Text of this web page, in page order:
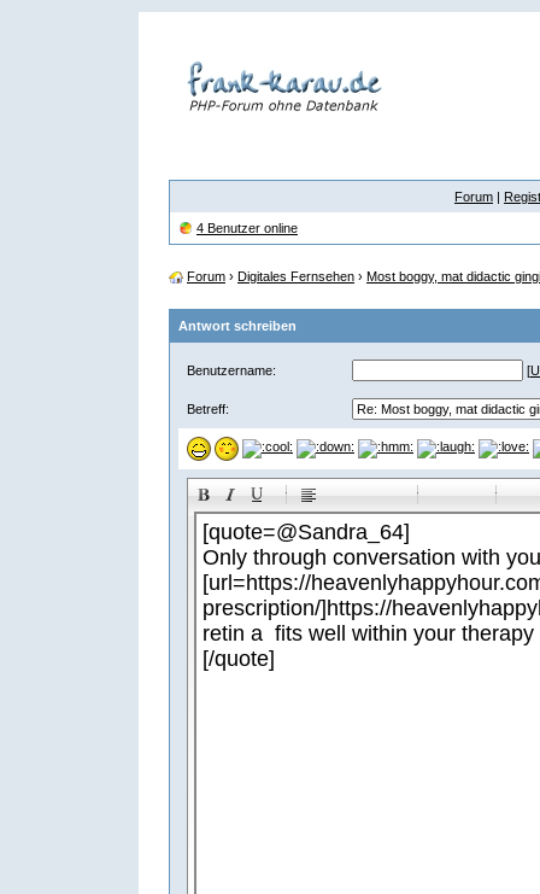
Forum |
4 Benutzer online
Forum › Digitales Fernsehen › Most boggy, mat didactic
Antwort schreiben
Benutzername: [
Betreff:
-
-
-
-
-
-
-
-
-
-
-
-
-
-
-
-
-
-
-
-
-
-
-
-
-
-